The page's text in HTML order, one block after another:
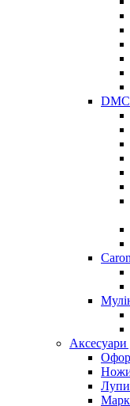
DMC
Лупи